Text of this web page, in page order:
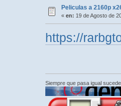
Peliculas a 2160p
« en: 19 de Agosto de
https://
Siempre que pasa igual